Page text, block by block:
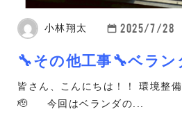
小林翔太 2025/7/28
🔧その他工事🔧ベラン
皆さん、こんにちは！！ 環境整
🫡 今回はベランダの...